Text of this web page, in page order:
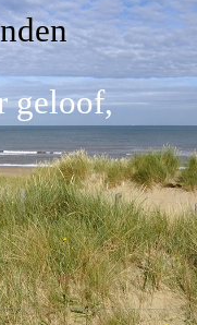
geloof,